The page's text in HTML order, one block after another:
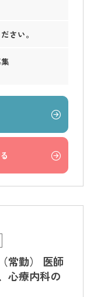
さい。
常勤） 医師
心療内科の